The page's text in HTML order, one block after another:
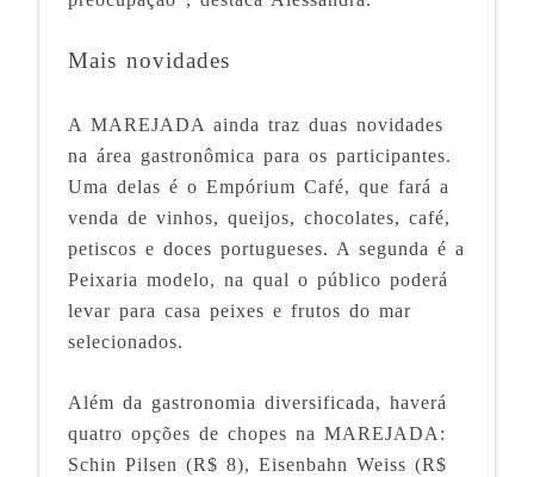
Mais novidades
A MAREJADA ainda traz duas novidades
na área gastronômica para os participantes.
Uma delas é o Empórium Café, que fará a
venda de vinhos, queijos, chocolates, café,
petiscos e doces portugueses. A segunda é a
Peixaria modelo, na qual o público poderá
levar para casa peixes e frutos do mar
selecionados.
Além da gastronomia diversificada, haverá
quatro opções de chopes na MAREJADA:
Schin Pilsen (R$ 8), Eisenbahn Weiss (R$